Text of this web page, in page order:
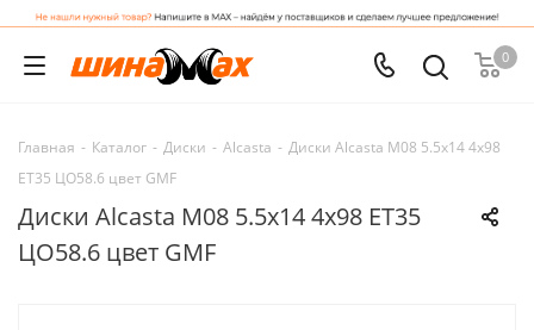
0
Главная - Каталог - Диски - Alcasta - Диски Alcasta M08 5.5x14 4x98
ET35 ЦО58.6 цвет GMF
Диски Alcasta M08 5.5x14 4x98 ET35
ЦО58.6 цвет GMF